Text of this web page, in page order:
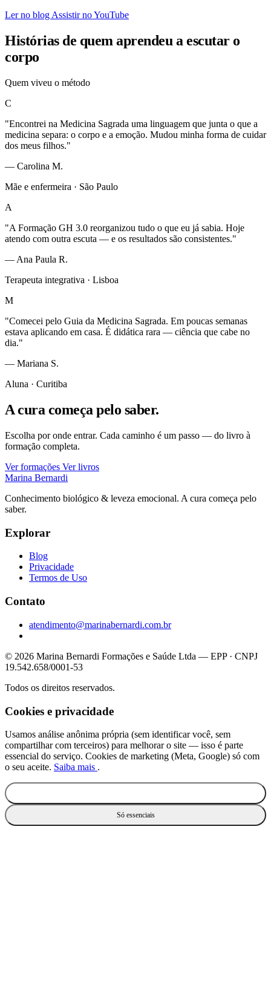
Ler no blog Assistir no YouTube
Histórias de quem aprendeu a escutar o
corpo
Quem viveu o método
C
"Encontrei na Medicina Sagrada uma linguagem que junta o que a
medicina separa: o corpo e a emoção. Mudou minha forma de cuidar
dos meus filhos."
— Carolina M.
Mãe e enfermeira · São Paulo
A
"A Formação GH 3.0 reorganizou tudo o que eu já sabia. Hoje
atendo com outra escuta — e os resultados são consistentes."
— Ana Paula R.
Terapeuta integrativa · Lisboa
M
"Comecei pelo Guia da Medicina Sagrada. Em poucas semanas
estava aplicando em casa. É didática rara — ciência que cabe no
dia."
— Mariana S.
Aluna · Curitiba
A cura começapelo saber.
Escolha por onde entrar. Cada caminho é um passo — do livro à
formação completa.
Ver formações Ver livros
Marina Bernardi
Conhecimento biológico & leveza emocional. A cura começa pelo
saber.
Explorar
Blog
Privacidade
Termos de Uso
Contato
atendimento@marinabernardi.com.br
© 2026 Marina Bernardi Formações e Saúde Ltda — EPP · CNPJ
19.542.658/0001-53
Todos os direitos reservados.
Cookies e privacidade
Usamos análise anônima própria (sem identificar você, sem
compartilhar com terceiros) para melhorar o site — isso é parte
essencial do serviço. Cookies de marketing (Meta, Google) só com
o seu aceite. Saiba mais .
Só essenciais